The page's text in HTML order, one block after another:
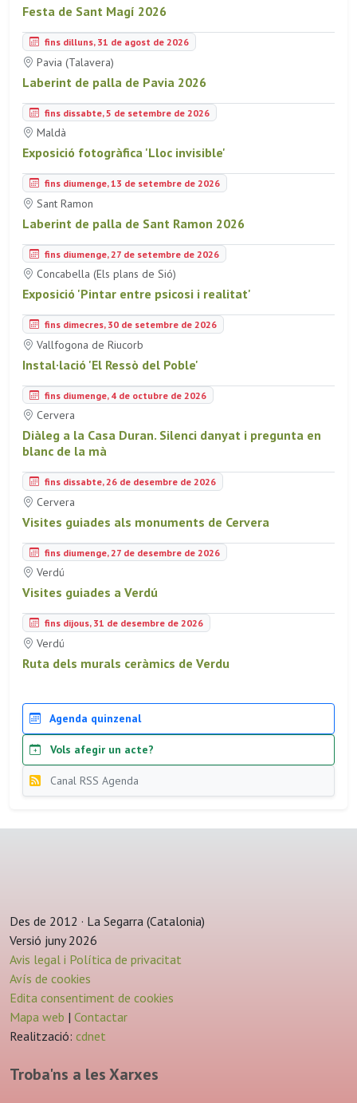
Festa de Sant Magí 2026
fins dilluns, 31 de agost de 2026
Pavia (Talavera)
Laberint de palla de Pavia 2026
fins dissabte, 5 de setembre de 2026
Maldà
Exposició fotogràfica 'Lloc invisible'
fins diumenge, 13 de setembre de 2026
Sant Ramon
Laberint de palla de Sant Ramon 2026
fins diumenge, 27 de setembre de 2026
Concabella (Els plans de Sió)
Exposició 'Pintar entre psicosi i realitat'
fins dimecres, 30 de setembre de 2026
Vallfogona de Riucorb
Instal·lació 'El Ressò del Poble'
fins diumenge, 4 de octubre de 2026
Cervera
Diàleg a la Casa Duran. Silenci danyat i pregunta en
blanc de la mà
fins dissabte, 26 de desembre de 2026
Cervera
Visites guiades als monuments de Cervera
fins diumenge, 27 de desembre de 2026
Verdú
Visites guiades a Verdú
fins dijous, 31 de desembre de 2026
Verdú
Ruta dels murals ceràmics de Verdu
Agenda quinzenal
Vols afegir un acte?
Canal RSS Agenda
Des de 2012 · La Segarra (Catalonia)
Versió juny 2026
Avis legal i Política de privacitat
Avís de cookies
Edita consentiment de cookies
Mapa web | Contactar
Realització: cdnet
Troba'ns a les Xarxes